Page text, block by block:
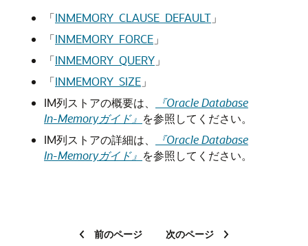
「INMEMORY_CLAUSE_DEFAULT 」
「INMEMORY_FORCE 」
「INMEMORY_QUERY 」
「INMEMORY_SIZE 」
IM列ストアの概要は、
『Oracle Database
In-Memoryガイド』 を参照してください。
IM列ストアの詳細は、
『Oracle Database
In-Memoryガイド』 を参照してください。
前のページ 次のページ